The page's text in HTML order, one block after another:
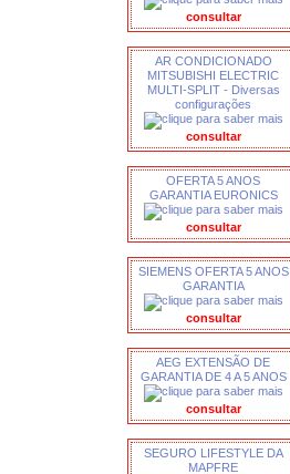
consultar
AR CONDICIONADO
MITSUBISHI ELECTRIC
MULTI-SPLIT - Diversas
configurações
consultar
OFERTA 5 ANOS
GARANTIA EURONICS
consultar
SIEMENS OFERTA 5 ANOS
GARANTIA
consultar
AEG EXTENSÃO DE
GARANTIA DE 4 A 5 ANOS
consultar
SEGURO LIFESTYLE DA
MAPFRE